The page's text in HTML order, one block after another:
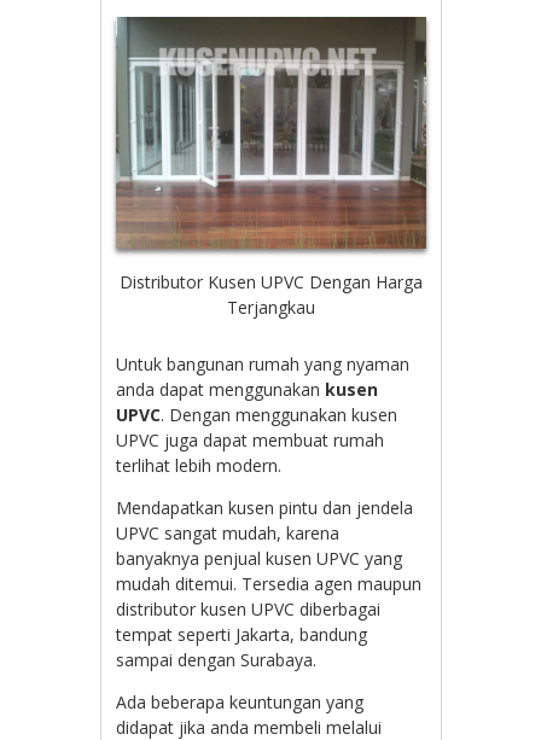
Distributor Kusen UPVC Dengan Harga
Terjangkau
Untuk bangunan rumah yang nyaman
anda dapat menggunakan kusen
UPVC. Dengan menggunakan kusen
UPVC juga dapat membuat rumah
terlihat lebih modern.
Mendapatkan kusen pintu dan jendela
UPVC sangat mudah, karena
banyaknya penjual kusen UPVC yang
mudah ditemui. Tersedia agen maupun
distributor kusen UPVC diberbagai
tempat seperti Jakarta, bandung
sampai dengan Surabaya.
Ada beberapa keuntungan yang
didapat jika anda membeli melalui